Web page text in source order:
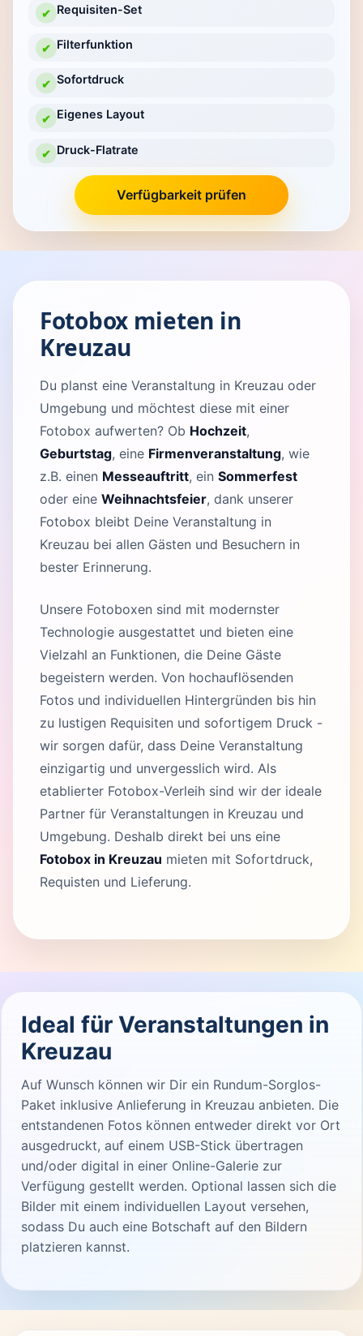
✔ Requisiten-Set
✔ Filterfunktion
✔ Sofortdruck
✔ Eigenes Layout
✔ Druck-Flatrate
Verfügbarkeit prüfen
Fotobox mieten in
Kreuzau
Du planst eine Veranstaltung in Kreuzau oder
Umgebung und möchtest diese mit einer
Fotobox aufwerten? Ob Hochzeit,
Geburtstag, eine Firmenveranstaltung, wie
z.B. einen Messeauftritt, ein Sommerfest
oder eine Weihnachtsfeier, dank unserer
Fotobox bleibt Deine Veranstaltung in
Kreuzau bei allen Gästen und Besuchern in
bester Erinnerung.
Unsere Fotoboxen sind mit modernster
Technologie ausgestattet und bieten eine
Vielzahl an Funktionen, die Deine Gäste
begeistern werden. Von hochauflösenden
Fotos und individuellen Hintergründen bis hin
zu lustigen Requisiten und sofortigem Druck -
wir sorgen dafür, dass Deine Veranstaltung
einzigartig und unvergesslich wird. Als
etablierter Fotobox-Verleih sind wir der ideale
Partner für Veranstaltungen in Kreuzau und
Umgebung. Deshalb direkt bei uns eine
Fotobox in Kreuzau mieten mit Sofortdruck,
Requisten und Lieferung.
Ideal für Veranstaltungen in
Kreuzau
Auf Wunsch können wir Dir ein Rundum-Sorglos-
Paket inklusive Anlieferung in Kreuzau anbieten. Die
entstandenen Fotos können entweder direkt vor Ort
ausgedruckt, auf einem USB-Stick übertragen
und/oder digital in einer Online-Galerie zur
Verfügung gestellt werden. Optional lassen sich die
Bilder mit einem individuellen Layout versehen,
sodass Du auch eine Botschaft auf den Bildern
platzieren kannst.